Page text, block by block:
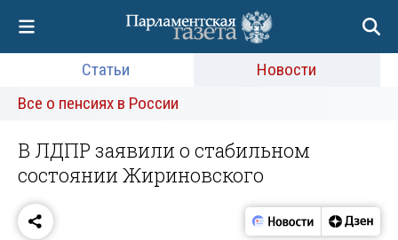
Статьи
Новости
Все о пенсиях в России
В ЛДПР заявили о стабильном
состоянии Жириновского